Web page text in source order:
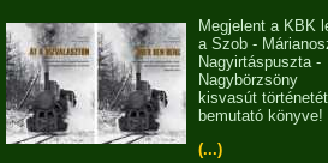
Megjelent a KBK
a Szob -
Nagyirtáspuszta -
Nagybörzsöny
kisvasút történetét
bemutató könyve!
(...)